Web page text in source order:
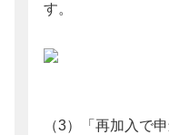
す。
（3）「再加入で